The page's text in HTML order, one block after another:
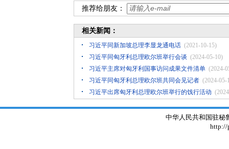
推荐给朋友：
相关新闻：
习近平同新加坡总理李显龙通电话 (2021-10-15)
习近平同匈牙利总理欧尔班举行会谈 (2024-05-10)
习近平主席对匈牙利国事访问成果文件清单 (2024-
习近平同匈牙利总理欧尔班共同会见记者 (2024-05-
​习近平出席匈牙利总理欧尔班举行的饯行活动
中华人民共和国驻秘
http://